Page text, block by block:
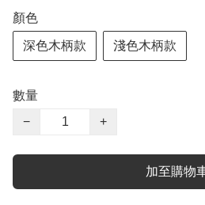
顏色
深色木柄款 淺色木柄款
數量
−
+
加至購物